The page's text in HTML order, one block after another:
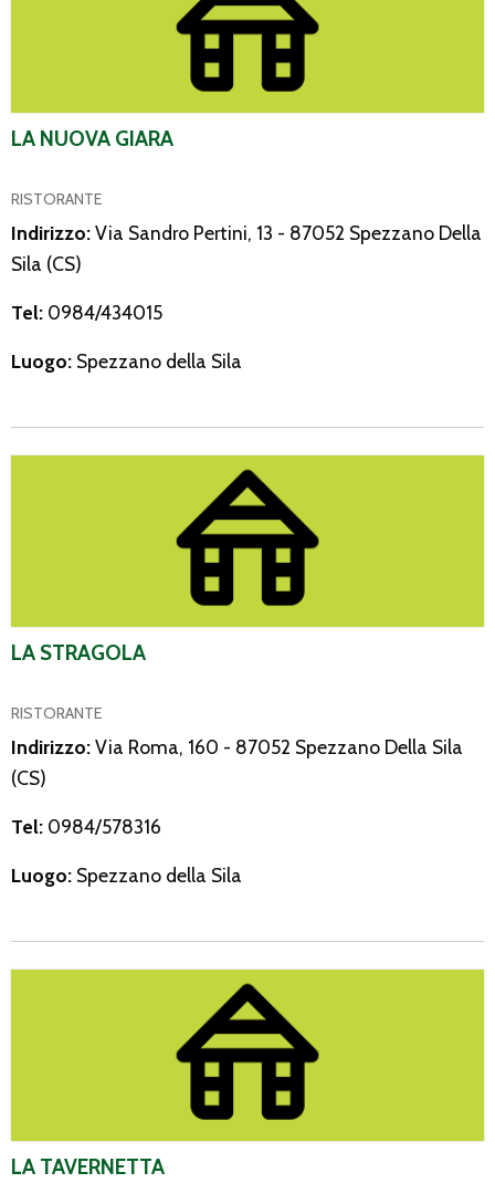
LA NUOVA GIARA
RISTORANTE
Indirizzo:Via Sandro Pertini, 13 - 87052 Spezzano Della
Sila (CS)
Tel: 0984/434015
Luogo: Spezzano della Sila
LA STRAGOLA
RISTORANTE
Indirizzo:Via Roma, 160 - 87052 Spezzano Della Sila
(CS)
Tel: 0984/578316
Luogo: Spezzano della Sila
LA TAVERNETTA